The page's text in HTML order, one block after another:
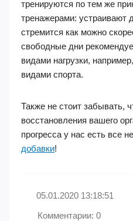
тренируются по тем же
тренажерами: устраивают
стремится как можно
свободные дни
видами нагрузки,
видами спорта.
Также не стоит забывать,
восстановления вашего
прогресса у нас есть все
добавки!
05.01.2020 13:18:51
Комментарии: 0